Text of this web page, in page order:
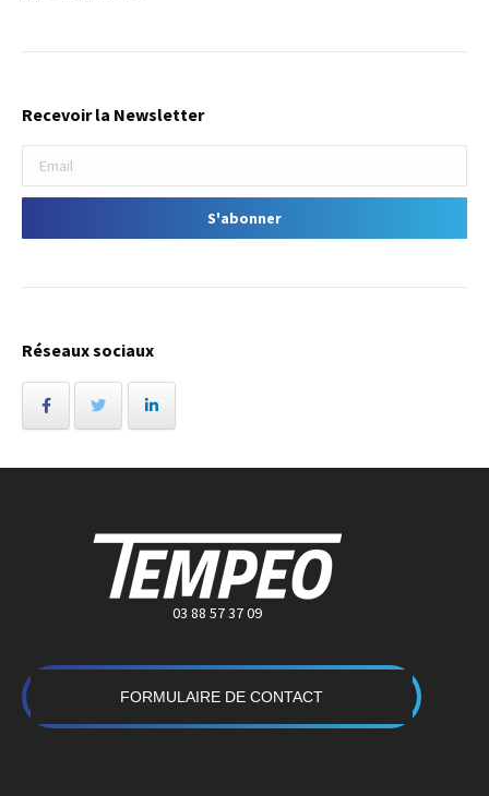
Recevoir la Newsletter
Réseaux sociaux
03 88 57 37 09
FORMULAIRE DE CONTACT